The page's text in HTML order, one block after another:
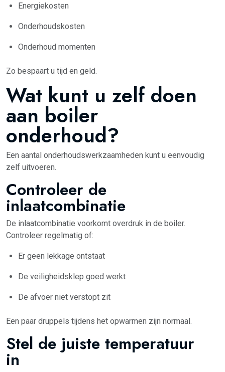
Energiekosten
Onderhoudskosten
Onderhoud momenten
Zo bespaart u tijd en geld.
Wat kunt u zelf doen
aan boiler
onderhoud?
Een aantal onderhoudswerkzaamheden kunt u eenvoudig
zelf uitvoeren.
Controleer de
inlaatcombinatie
De inlaatcombinatie voorkomt overdruk in de boiler.
Controleer regelmatig of:
Er geen lekkage ontstaat
De veiligheidsklep goed werkt
De afvoer niet verstopt zit
Een paar druppels tijdens het opwarmen zijn normaal.
Stel de juiste temperatuur
in